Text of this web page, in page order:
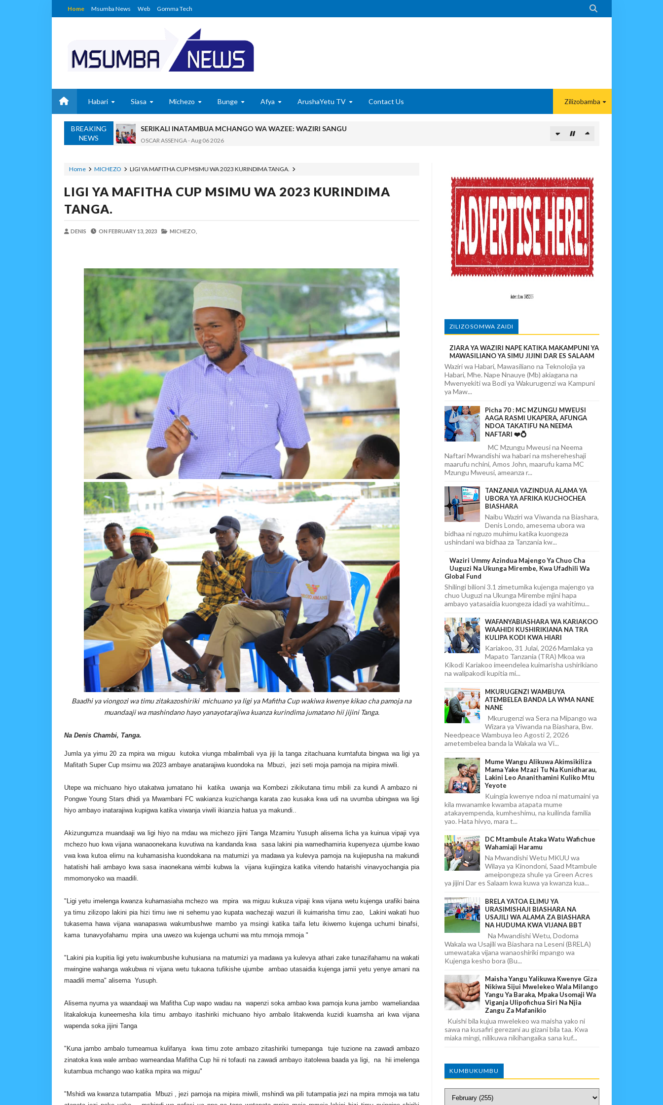
Home Msumba News Web Gomma Tech 
Habari Siasa Michezo Bunge Afya ArushaYetu TV Contact Us Zilizobamba
BREAKING
NEWS
SERIKALI INATAMBUA MCHANGO WA WAZEE: WAZIRI SANGU
OSCAR ASSENGA-Aug 06 2026
BRELA YATOA ELIMU YA URASIMISHAJI BIASHARA NA USAJILI WA ALAMA ZA BIASHARA NA HUDUMA KWA VIJANA BBT
Alex Sonna-Aug 06 2026
Maisha Yangu Yalikuwa Kwenye Giza Nikiwa Sijui Mwelekeo Wala Milango Yangu Ya Baraka, Mpaka Usomaji Wa Viganja Ulipofichua Siri Na Njia Zangu Za
Umaskini Na Madeni Yalitishia Kuangamiza Heshima Na Maisha Ya Familia Yangu, Mpaka Nilipovunja Mikosi Na Kushuhudia Tajiriba Ikirejea Nyumbani
-Aug 06 2026
Nilitafuta Mtoto Kwa Zaidi Ya Miaka Saba Bila Mafanikio, Mpaka Tiba Ya Asili Iliponiwezesha Kushika Mimba Na Kufuta Machozi Yangu
Zawadi- Aug 06 2026
NAIBU WAZIRI CHANDE ARIDHISHWA NA HUDUMA ZA TADB KWA WAKULIMA
OSCAR ASSENGA Aug 06 2026
SERIKALI YASISITIZA USHINDANI WA HAKI KUCHOCHEA UKUAJI WA UCHUMI
Alex Sonna -Aug 06 2026
Home MICHEZO LIGI YA MAFITHA CUP MSIMU WA 2023 KURINDIMA TANGA.
LIGI YA MAFITHA CUP MSIMU WA 2023 KURINDIMA
TANGA.
DENIS ON FEBRUARY 13, 2023 MICHEZO,
Baadhi ya viongozi wa timu zitakazoshiriki michuano ya ligi ya Mafitha Cup wakiwa kwenye kikao cha pamoja na
muandaaji wa mashindano hayo yanayotarajiwa kuanza kurindima jumatano hii jijini Tanga.
Na Denis Chambi, Tanga.
Jumla ya yimu 20 za mpira wa miguu kutoka viunga mbalimbali vya jiji la tanga zitachuana kumtafuta bingwa wa ligi ya
Mafitath Super Cup msimu wa 2023 ambaye anatarajiwa kuondoka na Mbuzi, jezi seti moja pamoja na mipira miwili.
Utepe wa michuano hiyo utakatwa jumatano hii katika uwanja wa Kombezi zikikutana timu mbili za kundi A ambazo ni
Pongwe Young Stars dhidi ya Mwambani FC wakianza kuzichanga karata zao kusaka kwa udi na uvumba ubingwa wa ligi
hiyo ambayo inatarajiwa kupigwa katika viwanja viwili ikianzia hatua ya makundi..
Akizungumza muandaaji wa ligi hiyo na mdau wa michezo jijini Tanga Mzamiru Yusuph alisema licha ya kuinua vipaji vya
mchezo huo kwa vijana wanaoonekana kuvutiwa na kandanda kwa sasa lakini pia wamedhamiria kupenyeza ujumbe kwao
vwa kwa kutoa elimu na kuhamasisha kuondokana na matumizi ya madawa ya kulevya pamoja na kujiepusha na makundi
hatatishi hali ambayo kwa sasa inaonekana wimbi kubwa la vijana kujiingiza katika vitendo hatarishi vinavyochangia pia
mmomonyoko wa maadili.
"Ligi yetu imelenga kwanza kuhamasiaha mchezo wa mpira wa miguu kukuza vipaji kwa vijana wetu kujenga urafiki baina
ya timu zilizopo lakini pia hizi timu iwe ni sehemu yao kupata wachezaji wazuri ili kuimarisha timu zao, Lakini wakati huo
tukasema hawa vijana wanapaswa wakumbushwe mambo ya msingi katika taifa letu ikiwemo kujenga uchumi binafsi,
kama tunavyofahamu mpira una uwezo wa kujenga uchumi wa mtu mmoja mmoja "
"Lakini pia kupitia ligi yetu iwakumbushe kuhusiana na matumizi ya madawa ya kulevya athari zake tunazifahamu na wakati
mwingine wahanga wakubwa ni vijana wetu tukaona tufikishe ujumbe ambao utasaidia kujenga jamii yetu yenye amani na
maadili mema" alisema Yusuph.
Alisema nyuma ya waandaaji wa Mafitha Cup wapo wadau na wapenzi soka ambao kwa pamoja kuna jambo wameliandaa
litakalokuja kuneemesha kila timu ambayo itashiriki michuano hiyo ambalo litakwenda kuzidi kuamsha ari kwa vijana
wapenda soka jijini Tanga
"Kuna jambo ambalo tumeamua kulifanya kwa timu zote ambazo zitashiriki tumepanga tuje tuzione na zawadi ambazo
zinatoka kwa wale ambao wameandaa Mafitha Cup hii ni tofauti na zawadi ambayo itatolewa baada ya ligi, na hii imelenga
kutambua mchango wao katika mpira wa miguu"
"Mshidi wa kwanza tutampatia Mbuzi , jezi pamoja na mipira miwili, mshindi wa pili tutampatia jezi na mpira mmoja wa tatu
ZILIZOSOMWA ZAIDI
ZIARA YA WAZIRI NAPE KATIKA MAKAMPUNI YA
MAWASILIANO YA SIMU JIJINI DAR ES SALAAM
Waziri wa Habari, Mawasiliano na Teknolojia ya
Habari, Mhe. Nape Nnauye (Mb) akiagana na
Mwenyekiti wa Bodi ya Wakurugenzi wa Kampuni
ya Maw...
Picha 70 : MC MZUNGU MWEUSI
AAGA RASMI UKAPERA, AFUNGA
NDOA TAKATIFU NA NEEMA
NAFTARI ❤️💍
MC Mzungu Mweusi na Neema
Naftari Mwandishi wa habari na mshereheshaji
maarufu nchini, Amos John, maarufu kama MC
Mzungu Mweusi, ameanza r...
TANZANIA YAZINDUA ALAMA YA
UBORA YA AFRIKA KUCHOCHEA
BIASHARA
Naibu Waziri wa Viwanda na Biashara,
Denis Londo, amesema ubora wa
bidhaa ni nguzo muhimu katika kuongeza
ushindani wa bidhaa za Tanzania kw...
Waziri Ummy Azindua Majengo Ya Chuo Cha
Uuguzi Na Ukunga Mirembe, Kwa Ufadhili Wa
Global Fund
Shilingi bilioni 3.1 zimetumika kujenga majengo ya
chuo Uuguzi na Ukunga Mirembe mjini hapa
ambayo yatasaidia kuongeza idadi ya wahitimu...
WAFANYABIASHARA WA KARIAKOO
WAAHIDI KUSHIRIKIANA NA TRA
KULIPA KODI KWA HIARI
Kariakoo, 31 Julai, 2026 Mamlaka ya
Mapato Tanzania (TRA) Mkoa wa
Kikodi Kariakoo imeendelea kuimarisha ushirikiano
na walipakodi kupitia mi...
MKURUGENZI WAMBUYA
ATEMBELEA BANDA LA WMA NANE
NANE
Mkurugenzi wa Sera na Mipango wa
Wizara ya Viwanda na Biashara, Bw.
Needpeace Wambuya leo Agosti 2, 2026
ametembelea banda la Wakala wa Vi...
Mume Wangu Alikuwa Akimsikiliza
Mama Yake Mzazi Tu Na Kunidharau,
Lakini Leo Ananithamini Kuliko Mtu
Yeyote
Kuingia kwenye ndoa ni matumaini ya
kila mwanamke kwamba atapata mume
atakayempenda, kumheshimu, na kuilinda familia
yao. Hata hivyo, mara t...
DC Mtambule Ataka Watu Wafichue
Wahamiaji Haramu
Na Mwandishi Wetu MKUU wa
Wilaya ya Kinondoni, Saad Mtambule
ameipongeza shule ya Green Acres
ya jijini Dar es Salaam kwa kuwa ya kwanza kua...
BRELA YATOA ELIMU YA
URASIMISHAJI BIASHARA NA
USAJILI WA ALAMA ZA BIASHARA
NA HUDUMA KWA VIJANA BBT
Na Mwandishi Wetu, Dodoma
Wakala wa Usajili wa Biashara na Leseni (BRELA)
umewataka vijana wanaoshiriki mpango wa
Kujenga kesho bora (Bu...
Maisha Yangu Yalikuwa Kwenye Giza
Nikiwa Sijui Mwelekeo Wala Milango
Yangu Ya Baraka, Mpaka Usomaji Wa
Viganja Ulipofichua Siri Na Njia
Zangu Za Mafanikio
Kuishi bila kujua mwelekeo wa maisha yako ni
sawa na kusafiri gerezani au gizani bila taa. Kwa
miaka mingi, nilikuwa nikihangaika sana kuf...
KUMBUKUMBU